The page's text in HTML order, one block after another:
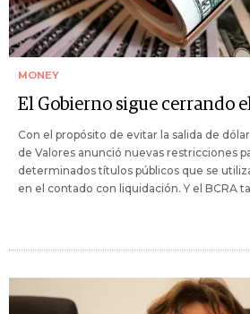
MONEY
El Gobierno sigue cerrando
Con el propósito de evitar la salida de
de Valores anunció nuevas restricciones
determinados títulos públicos que se
en el contado con liquidación. Y el BCRA